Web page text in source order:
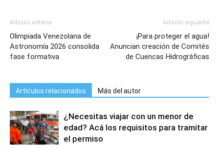
Artículo anterior
Olimpiada Venezolana de
Astronomía 2026 consolida
fase formativa
Artículo siguiente
¡Para proteger el agua!
Anuncian creación de Comités
de Cuencas Hidrográficas
Artículos relacionados Más del autor
¿Necesitas viajar con un menor de
edad? Acá los requisitos para tramitar
el permiso